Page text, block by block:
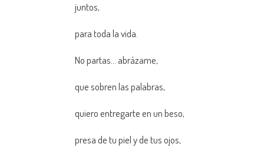
juntos,
para toda la vida.
No partas… abrázame,
que sobren las palabras,
quiero entregarte en un beso,
presa de tu piel y de tus ojos,